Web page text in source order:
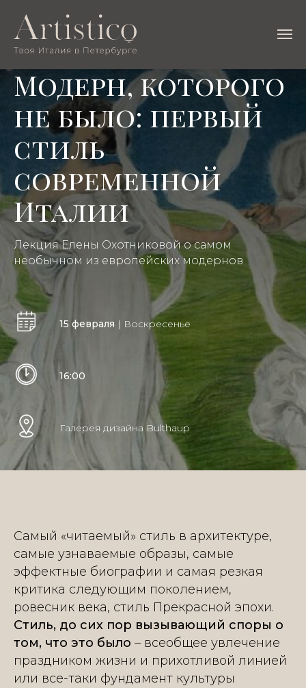
Модерн, которого
не было: первый
стиль
современной
Италии
Лекция Елены Охотниковой о самом
необычном из европейских модернов
15 февраля | Воскресенье
16:00
Галерея дизайна Bulthaup
Самый «читаемый» стиль в архитектуре,
самые узнаваемые образы, самые
эффектные биографии и самая резкая
критика следующим поколением,
ровесник века, стиль Прекрасной эпохи.
Стиль, до сих пор вызывающий споры о
том, что это было – всеобщее увлечение
праздником жизни и прихотливой линией
или все-таки фундамент культуры